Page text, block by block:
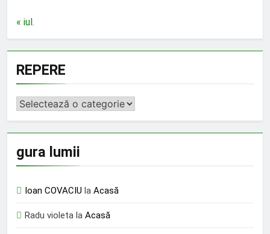
« iul.
REPERE
REPERE
gura lumii
Ioan COVACIU la Acasă
Radu violeta la Acasă